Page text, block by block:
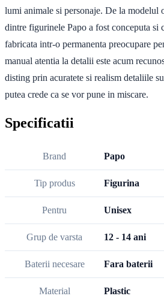
lumi animale si personaje. De la modelul
dintre figurinele Papo a fost conceputa si
fabricata intr-o permanenta preocupare
manual atentia la detalii este acum
disting prin acuratete si realism detaliile
putea crede ca se vor pune in miscare.
Specificatii
Brand Papo
Tip produs Figurina
Pentru Unisex
Grup de varsta 12 - 14 ani
Baterii necesare Fara baterii
Material Plastic